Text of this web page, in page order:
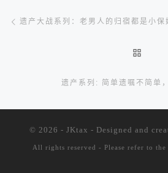
文章导航
遗产大战系列：老男人的归宿都是小保
遗产系列: 简单遗嘱不简单
© 2026 - JKtax - Designed and
All rights reserved - Please refer to the